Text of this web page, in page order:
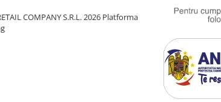
COMPANY S.R.L. 2026 Platforma